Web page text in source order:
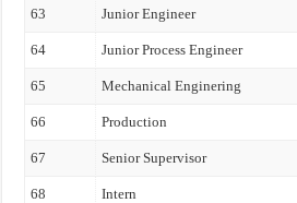
63 Junior Engineer
64 Junior Process Engineer
65 Mechanical Enginering
66 Production
67 Senior Supervisor
68 Intern